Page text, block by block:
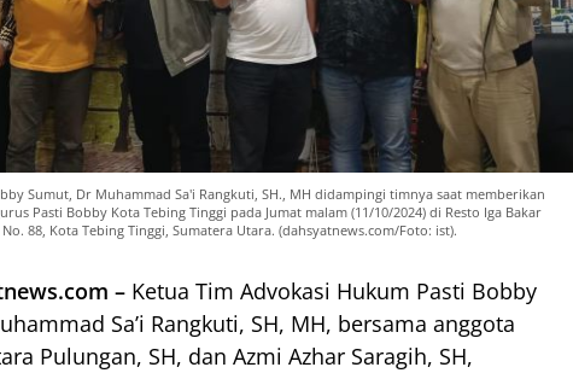
Sumut, Dr Muhammad Sa'i Rangkuti, SH., MH didampingi timnya saat memberikan
Pasti Bobby Kota Tebing Tinggi pada Jumat malam (11/10/2024) di Resto Iga Bakar
88, Kota Tebing Tinggi, Sumatera Utara. (dahsyatnews.com/Foto: ist).
– Ketua Tim Advokasi Hukum Pasti Bobby
Sa’i Rangkuti, SH, MH, bersama anggota
Pulungan, SH, dan Azmi Azhar Saragih, SH,